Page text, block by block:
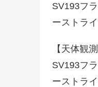
SV193フ
ーストラ
【天体観
SV193フ
ーストラ